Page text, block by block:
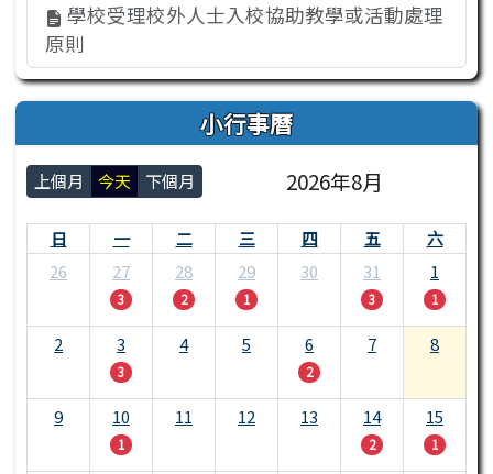
學校受理校外人士入校協助教學或活動處理
原則
小行事曆
上個月 今天 下個月 2026年8月
日 一 二 三 四 五
六
26
27
3
28
2
29
1
30 31
3
1
1
2 3
3
4 5 6
2
7 8
9 10
1
11 12 13 14
2
15
1